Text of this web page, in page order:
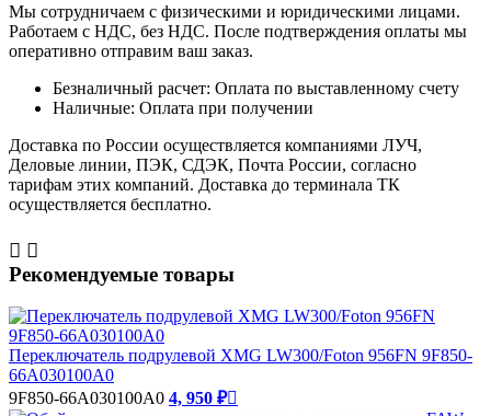
Мы сотрудничаем с физическими и юридическими лицами.
Работаем с НДС, без НДС. После подтверждения оплаты мы
оперативно отправим ваш заказ.
Безналичный расчет: Оплата по выставленному счету
Наличные: Оплата при получении
Доставка по России осуществляется компаниями ЛУЧ,
Деловые линии, ПЭК, СДЭК, Почта России, согласно
тарифам этих компаний. Доставка до терминала ТК
осуществляется бесплатно.
 
Рекомендуемые товары
Переключатель подрулевой XMG LW300/Foton 956FN 9F850-
66A030100A0
9F850-66A030100A0 4, 950 ₽